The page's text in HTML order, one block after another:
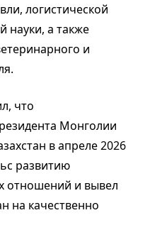
логистической
науки, а также
и
что
Монголии
в апреле 2026
развитию
отношений и вывел
на качественно